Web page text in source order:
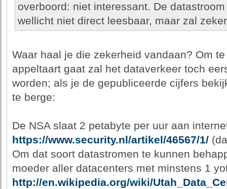
overboord: niet interessant. De
wellicht niet direct leesbaar, maar zal
Waar haal je die zekerheid vandaan? Om
appeltaart gaat zal het dataverkeer toch
worden; als je de gepubliceerde cijfers
te berge:
De NSA slaat 2 petabyte per uur aan
https://www.security.nl/artikel/46567/1/
Om dat soort datastromen te kunnen
moeder aller datacenters met minstens 1
http://en.wikipedia.org/wiki/